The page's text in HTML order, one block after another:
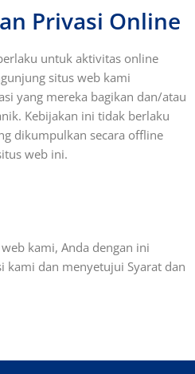
Privasi Online
untuk aktivitas online
situs web kami
yang mereka bagikan dan/atau
Kebijakan ini tidak berlaku
dikumpulkan secara offline
web ini.
kami, Anda dengan ini
kami dan menyetujui Syarat dan